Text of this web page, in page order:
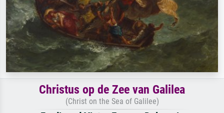
Christus op de Zee van Galilea
(Christ on the Sea of Galilee)